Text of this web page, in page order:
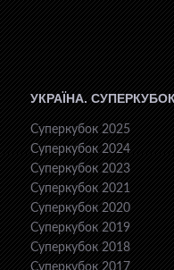
УКРАЇНА.
Суперкубок 2025
Суперкубок 2024
Суперкубок 2023
Суперкубок 2021
Суперкубок 2020
Суперкубок 2019
Суперкубок 2018
Суперкубок 2017